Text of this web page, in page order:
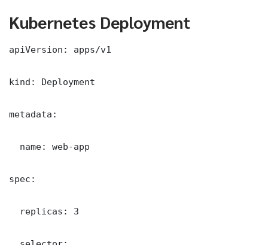
Kubernetes Deployment
apiVersion: apps/v1
kind: Deployment
metadata:
  name: web-app
spec:
  replicas: 3